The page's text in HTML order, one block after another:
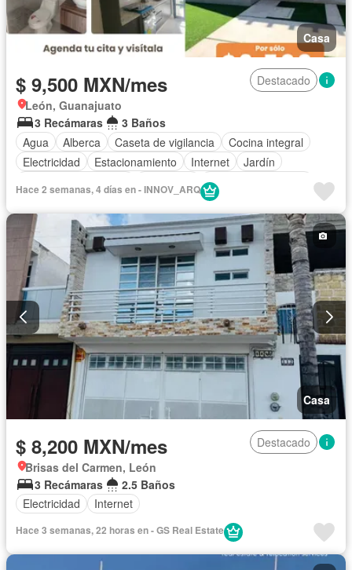
Casa
$ 9,500 MXN/mes
Destacado
León, Guanajuato
3 Recámaras
3 Baños
Agua
Alberca Caseta de vigilancia
Cocina integral
Electricidad
Estacionamiento Internet
Jardín
Televisión por cable
Sin amueblar
Hace 2 semanas, 4 días en - INNOV_ARQ
Casa
$ 8,200 MXN/mes
Destacado
Brisas del Carmen, León
3 Recámaras
2.5 Baños
Electricidad
Internet
Hace 3 semanas, 22 horas en - GS Real Estate